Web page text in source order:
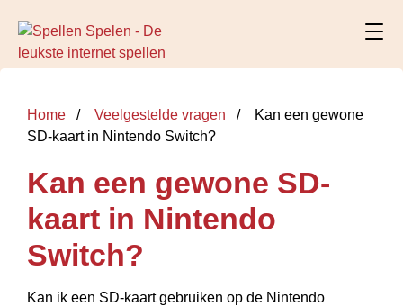
Home Veelgestelde vragen
Kan een gewone
SD-kaart in Nintendo Switch?
Kan een gewone SD-
kaart in Nintendo
Switch?
Kan ik een SD-kaart gebruiken op de Nintendo